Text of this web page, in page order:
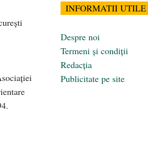
INFORMATII UTILE
Despre noi
Termeni și condiții
Redacția
Publicitate pe site